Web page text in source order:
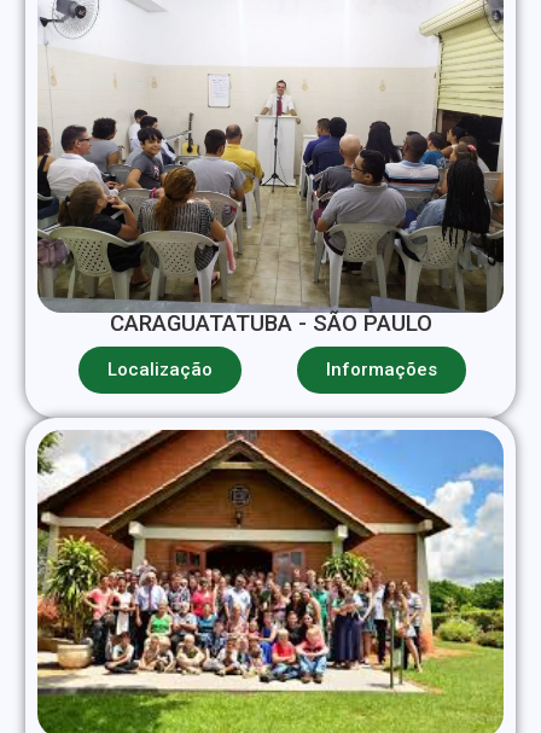
CARAGUATATUBA - SÃO PAULO
Localização Informações